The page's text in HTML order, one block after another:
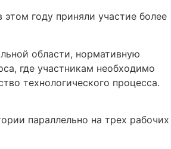
году приняли участие более
области, нормативную
где участникам необходимо
технологического процесса.
параллельно на трех рабочих